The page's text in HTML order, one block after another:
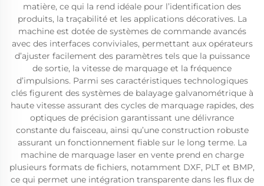
matière, ce qui la rend idéale pour l’identification des
produits, la traçabilité et les applications décoratives. La
machine est dotée de systèmes de commande avancés
avec des interfaces conviviales, permettant aux opérateurs
d’ajuster facilement des paramètres tels que la puissance
de sortie, la vitesse de marquage et la fréquence
d’impulsions. Parmi ses caractéristiques technologiques
clés figurent des systèmes de balayage galvanométrique à
haute vitesse assurant des cycles de marquage rapides, des
optiques de précision garantissant une délivrance
constante du faisceau, ainsi qu’une construction robuste
assurant un fonctionnement fiable sur le long terme. La
machine de marquage laser en vente prend en charge
plusieurs formats de fichiers, notamment DXF, PLT et BMP,
ce qui permet une intégration transparente dans les flux de